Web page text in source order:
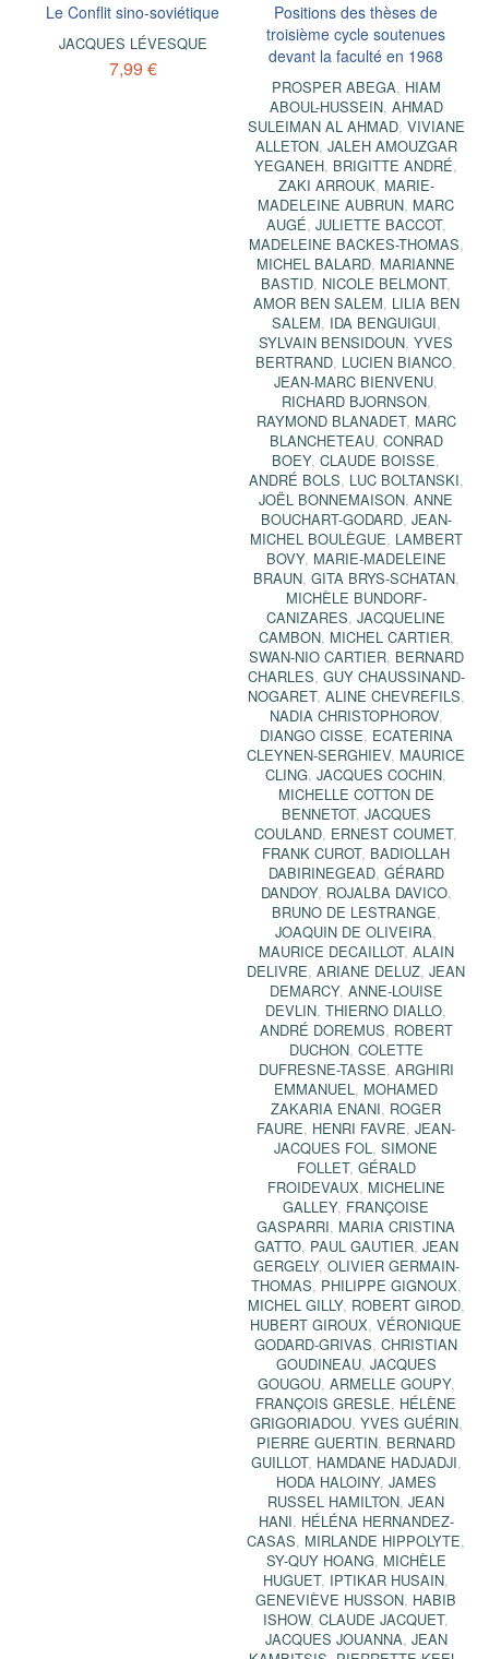
Le Conflit sino-soviétique
JACQUES LÉVESQUE
7,99 €
Positions des thèses de
troisième cycle soutenues
devant la faculté en 1968
PROSPER ABEGA, HIAM
ABOUL-HUSSEIN, AHMAD
SULEIMAN AL AHMAD, VIVIANE
ALLETON, JALEH AMOUZGAR
YEGANEH, BRIGITTE ANDRÉ,
ZAKI ARROUK, MARIE-
MADELEINE AUBRUN, MARC
AUGÉ, JULIETTE BACCOT,
MADELEINE BACKES-THOMAS,
MICHEL BALARD, MARIANNE
BASTID, NICOLE BELMONT,
AMOR BEN SALEM, LILIA BEN
SALEM, IDA BENGUIGUI,
SYLVAIN BENSIDOUN,YVES
BERTRAND, LUCIEN BIANCO,
JEAN-MARC BIENVENU,
RICHARD BJORNSON,
RAYMOND BLANADET, MARC
BLANCHETEAU, CONRAD
BOEY,CLAUDE BOISSE,
ANDRÉ BOLS, LUC BOLTANSKI,
JOËL BONNEMAISON,ANNE
BOUCHART-GODARD, JEAN-
MICHEL BOULÈGUE, LAMBERT
BOVY, MARIE-MADELEINE
BRAUN, GITA BRYS-SCHATAN,
MICHÈLE BUNDORF-
CANIZARES,JACQUELINE
CAMBON, MICHEL CARTIER,
SWAN-NIO CARTIER, BERNARD
CHARLES, GUY CHAUSSINAND-
NOGARET, ALINE CHEVREFILS,
NADIA CHRISTOPHOROV,
DIANGO CISSE, ECATERINA
CLEYNEN-SERGHIEV, MAURICE
CLING,JACQUES COCHIN,
MICHELLE COTTON DE
BENNETOT, JACQUES
COULAND, ERNEST COUMET,
FRANK CUROT, BADIOLLAH
DABIRINEGEAD, GÉRARD
DANDOY, ROJALBA DAVICO,
BRUNO DE LESTRANGE,
JOAQUIN DE OLIVEIRA,
MAURICE DECAILLOT, ALAIN
DELIVRE,ARIANE DELUZ,JEAN
DEMARCY, ANNE-LOUISE
DEVLIN,THIERNO DIALLO,
ANDRÉ DOREMUS, ROBERT
DUCHON, COLETTE
DUFRESNE-TASSE, ARGHIRI
EMMANUEL, MOHAMED
ZAKARIA ENANI, ROGER
FAURE, HENRI FAVRE,JEAN-
JACQUES FOL,SIMONE
FOLLET, GÉRALD
FROIDEVAUX, MICHELINE
GALLEY, FRANÇOISE
GASPARRI, MARIA CRISTINA
GATTO, PAUL GAUTIER, JEAN
GERGELY, OLIVIER GERMAIN-
THOMAS, PHILIPPE GIGNOUX,
MICHEL GILLY, ROBERT GIROD,
HUBERT GIROUX,VÉRONIQUE
GODARD-GRIVAS,CHRISTIAN
GOUDINEAU, JACQUES
GOUGOU, ARMELLE GOUPY,
FRANÇOIS GRESLE, HÉLÈNE
GRIGORIADOU, YVES GUÉRIN,
PIERRE GUERTIN, BERNARD
GUILLOT, HAMDANE HADJADJI,
HODA HALOINY, JAMES
RUSSEL HAMILTON,JEAN
HANI, HÉLÉNA HERNANDEZ-
CASAS, MIRLANDE HIPPOLYTE,
SY-QUY HOANG, MICHÈLE
HUGUET, IPTIKAR HUSAIN,
GENEVIÈVE HUSSON, HABIB
ISHOW,CLAUDE JACQUET,
JACQUES JOUANNA, JEAN